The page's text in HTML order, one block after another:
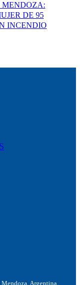
DE 95
INCENDIO
Argentina.